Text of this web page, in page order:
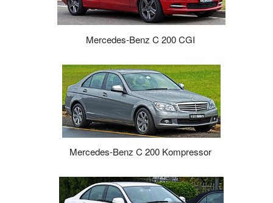
Mercedes-Benz C 200 CGI
Mercedes-Benz C 200 Kompressor